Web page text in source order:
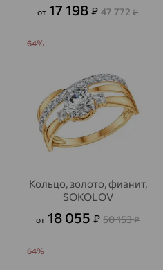
от 17 198₽ 47 772₽
Кольцо, золото, фианит,
SOKOLOV
от 18 055₽ 50 153₽
64%
64%
доставка
доставка